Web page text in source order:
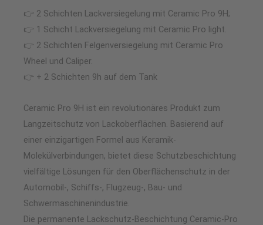
👉 2 Schichten Lackversiegelung mit Ceramic Pro 9H;
👉 1 Schicht Lackversiegelung mit Ceramic Pro light.
👉 2 Schichten Felgenversiegelung mit Ceramic Pro
Wheel und Caliper.
👉 + 2 Schichten 9h auf dem Tank
Ceramic Pro 9H ist ein revolutionäres Produkt zum
Langzeitschutz von Lackoberflächen. Basierend auf
einer einzigartigen Formel aus Keramik-
Molekülverbindungen, bietet diese Schutzbeschichtung
vielfältige Lösungen für den Oberflächenschutz in der
Automobil-, Schiffs-, Flugzeug-, Bau- und
Schwermaschinenindustrie.
Die permanente Lackschutz-Beschichtung Ceramic-Pro